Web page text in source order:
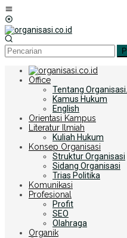
Loncat
ke
konten
Office
Tentang
Kamus Hukum
English
Orientasi Kampus
Literatur Ilmiah
Kuliah Hukum
Konsep Organisasi
Struktur Organisasi
Sidang Organisasi
Trias Politika
Komunikasi
Profesional
Profit
SEO
Olahraga
Organik